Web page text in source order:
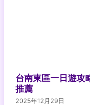
台南東區一日遊攻
推薦
2025年12月29日